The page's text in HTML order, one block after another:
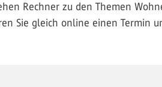
Rechner zu den Themen
Sie gleich online einen Termin